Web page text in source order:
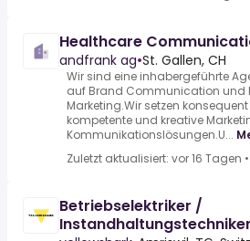
Healthcare
andfrank ag•St. Gallen, CH
Wir sind eine inhabergeführte
auf Brand Communication und
Marketing.Wir setzen
kompetente und kreative
Kommunikationslösungen.U...
Zuletzt aktualisiert: vor 16 Tagen •
Betriebselektriker /